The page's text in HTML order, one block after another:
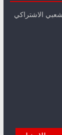
الاشتراكي